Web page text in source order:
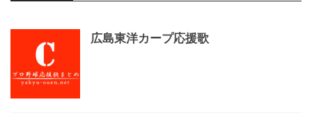
広島東洋カープ応援歌